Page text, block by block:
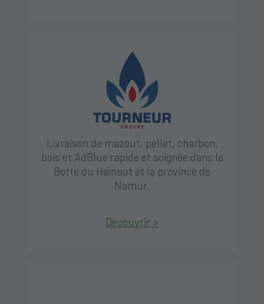
Livraison de mazout, pellet, charbon,
bois et AdBlue rapide et soignée dans la
Botte du Hainaut et la province de
Namur.
Découvrir >